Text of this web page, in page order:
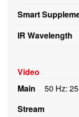
Smart
IR Wavelength
Video
Main
Stream
50 Hz: